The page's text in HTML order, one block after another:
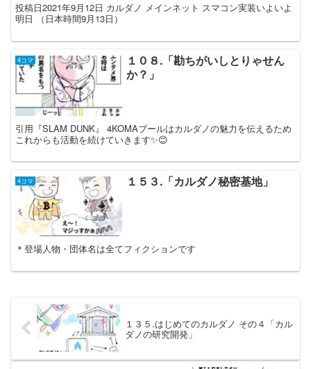
投稿日2021年9月12日 カルダノ メインネット スマコン実装いよいよ
明日 （日本時間9月13日）
4コマ
１０８.「勘ちがいしとりゃせん
か？」
引用『SLAM DUNK』 4KOMAプールはカルダノの魅力を伝えるため
これからも活動を続けていきます✨😊
4コマ １５３.「カルダノ秘密基地」
＊登場人物・団体名は全てフィクションです
１３５.はじめてのカルダノ その４「カル
ダノの研究開発」